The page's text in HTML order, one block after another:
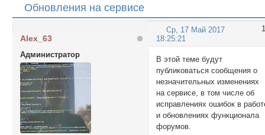
Обновления на сервисе
1
Ср, 17 Май 2017
18:25:21
Alex_63
Администратор
В этой теме будут
публиковаться сообщения о
незначительных изменениях
на сервисе, в том числе об
исправлениях ошибок в
и обновлениях функционала
форумов.